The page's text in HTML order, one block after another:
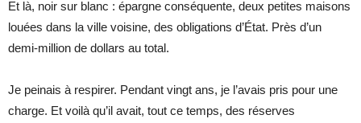
Et là, noir sur blanc : épargne conséquente, deux petites maisons
louées dans la ville voisine, des obligations d’État. Près d’un
demi-million de dollars au total.
Je peinais à respirer. Pendant vingt ans, je l’avais pris pour une
charge. Et voilà qu’il avait, tout ce temps, des réserves